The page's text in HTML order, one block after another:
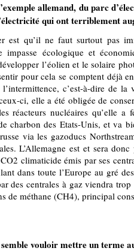
allemand, du parc
qui ont terriblement
est qu’il ne faut surtout pas
écologique et
l’éolien et le solaire
pour cela se comptent déjà
c’est-à-dire de
ci, elle a été obligée de
réacteurs nucléaires qu’elle a
charbon des Etats-Unis, et va
via les gazoducs
L’Allemagne est et sera
climaticide émis par ses
dans toute l’Europe au gré
des centrales à gaz viendra
de méthane (CH4), principal
vouloir mettre un terme